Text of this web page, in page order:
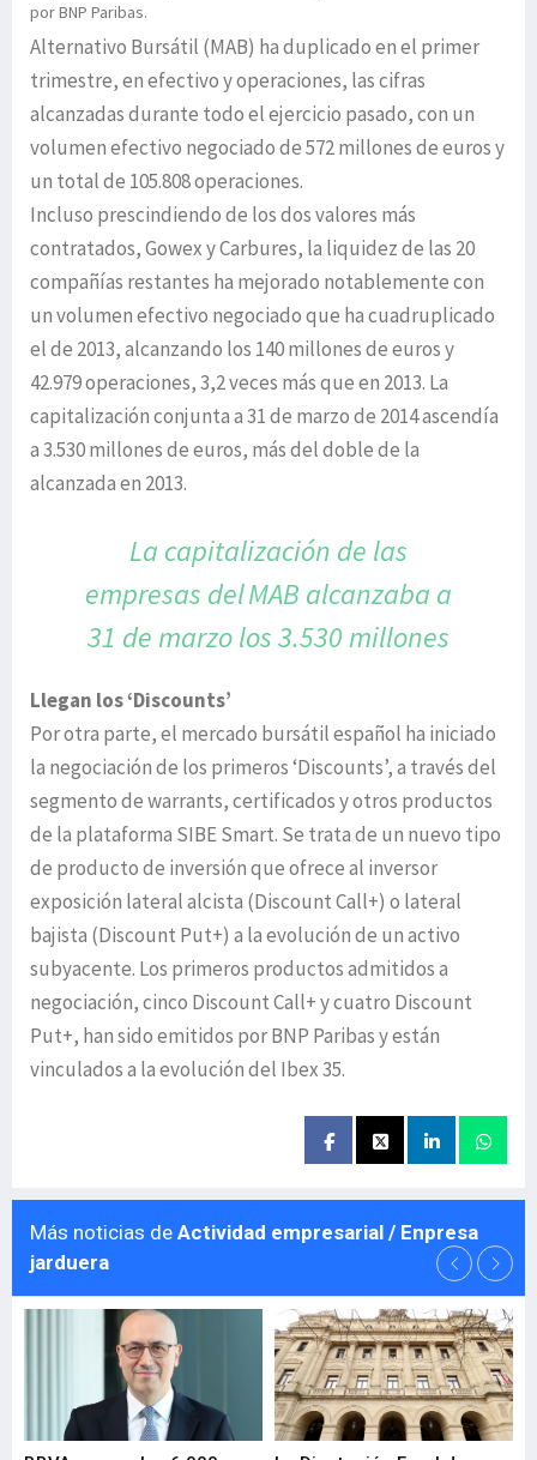
por BNP Paribas.
Alternativo Bursátil (MAB) ha duplicado en el primer
trimestre, en efectivo y operaciones, las cifras
alcanzadas durante todo el ejercicio pasado, con un
volumen efectivo negociado de 572 millones de euros y
un total de 105.808 operaciones.
Incluso prescindiendo de los dos valores más
contratados, Gowex y Carbures, la liquidez de las 20
compañías restantes ha mejorado notablemente con
un volumen efectivo negociado que ha cuadruplicado
el de 2013, alcanzando los 140 millones de euros y
42.979 operaciones, 3,2 veces más que en 2013. La
capitalización conjunta a 31 de marzo de 2014 ascendía
a 3.530 millones de euros, más del doble de la
alcanzada en 2013.
La capitalización de las
empresas delMAB alcanzaba a
31 de marzolos 3.530 millones
Llegan los ‘Discounts’
Por otra parte, el mercado bursátil español ha iniciado
la negociación de los primeros ‘Discounts’, a través del
segmento de warrants, certificados y otros productos
de la plataforma SIBE Smart. Se trata de un nuevo tipo
de producto de inversión que ofrece al inversor
exposición lateral alcista (Discount Call+) o lateral
bajista (Discount Put+) a la evolución de un activo
subyacente. Los primeros productos admitidos a
negociación, cinco Discount Call+ y cuatro Discount
Put+, han sido emitidos por BNP Paribas y están
vinculados a la evolución del Ibex 35.
Más noticias de Actividad empresarial / Enpresa
jarduera